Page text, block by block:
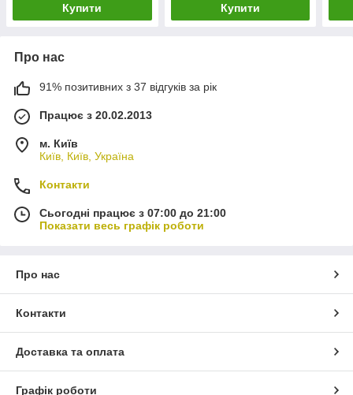
Купити Купити
Про нас
91% позитивних з 37 відгуків за рік
Працює з 20.02.2013
м. Київ
Київ, Київ, Україна
Контакти
Сьогодні працює з 07:00 до 21:00
Показати весь графік роботи
Про нас
Контакти
Доставка та оплата
Графік роботи